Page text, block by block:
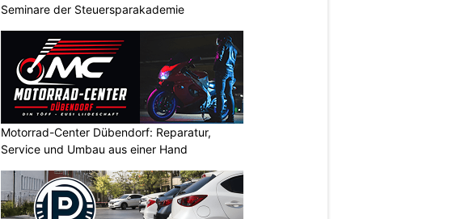
Seminare der Steuersparakademie
Motorrad-Center Dübendorf: Reparatur,
Service und Umbau aus einer Hand